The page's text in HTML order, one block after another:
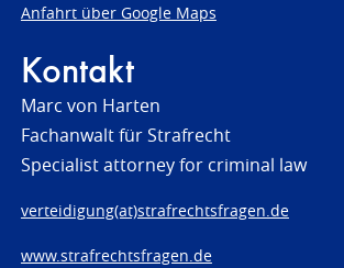
Anfahrt über Google Maps
Kontakt
Marc von Harten
Fachanwalt für Strafrecht
Specialist attorney for criminal law
verteidigung(at)strafrechtsfragen.de
www.strafrechtsfragen.de